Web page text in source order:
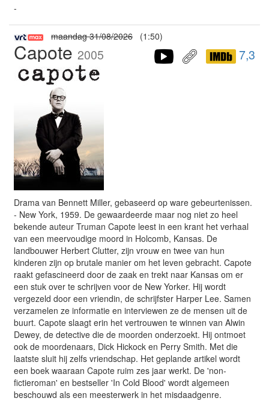
-
maandag 31/08/2026 (1:50)
Capote 2005 7,3
Drama van Bennett Miller, gebaseerd op ware gebeurtenissen.
- New York, 1959. De gewaardeerde maar nog niet zo heel
bekende auteur Truman Capote leest in een krant het verhaal
van een meervoudige moord in Holcomb, Kansas. De
landbouwer Herbert Clutter, zijn vrouw en twee van hun
kinderen zijn op brutale manier om het leven gebracht. Capote
raakt gefascineerd door de zaak en trekt naar Kansas om er
een stuk over te schrijven voor de New Yorker. Hij wordt
vergezeld door een vriendin, de schrijfster Harper Lee. Samen
verzamelen ze informatie en interviewen ze de mensen uit de
buurt. Capote slaagt erin het vertrouwen te winnen van Alwin
Dewey, de detective die de moorden onderzoekt. Hij ontmoet
ook de moordenaars, Dick Hickock en Perry Smith. Met die
laatste sluit hij zelfs vriendschap. Het geplande artikel wordt
een boek waaraan Capote ruim zes jaar werkt. De 'non-
fictieroman' en bestseller 'In Cold Blood' wordt algemeen
beschouwd als een meesterwerk in het misdaadgenre.